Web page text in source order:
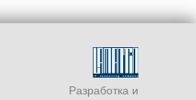
Разработка и